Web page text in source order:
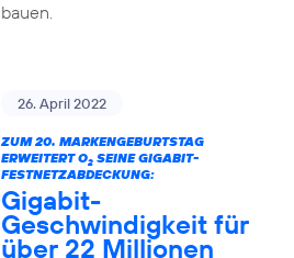
bauen.
26. April 2022
ZUM 20. MARKENGEBURTSTAG
ERWEITERT O2SEINE GIGABIT-
FESTNETZABDECKUNG:
Gigabit-
Geschwindigkeit für
über 22 Millionen